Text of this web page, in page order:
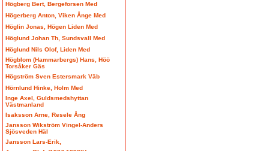
Högberg Bert, Bergeforsen Med
Högerberg Anton, Viken Ånge Med
Höglin Jonas, Högen Liden Med
Höglund Johan Th, Sundsvall Med
Höglund Nils Olof, Liden Med
Högblom (Hammarbergs) Hans, Höö
Torsåker Gäs
Högström Sven Estersmark Väb
Hörnlund Hinke, Holm Med
Inge Axel, Guldsmedshyttan
Västmanland
Isaksson Arne, Resele Ång
Jansson Wikström Vingel-Anders
Sjösveden Häl
Jansson Lars-Erik,